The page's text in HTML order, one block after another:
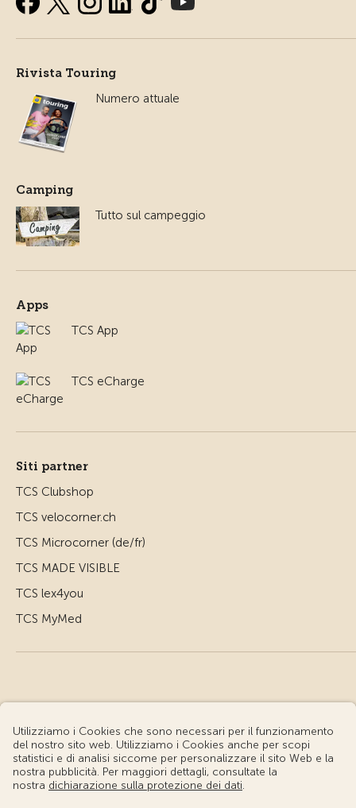
Rivista Touring
Numero attuale
Camping
Tutto sul campeggio
Apps
TCS App
TCS eCharge
Siti partner
TCS Clubshop
TCS velocorner.ch
TCS Microcorner (de/fr)
TCS MADE VISIBLE
TCS lex4you
TCS MyMed
© Touring Club Svizzero